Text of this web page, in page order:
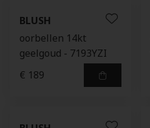
BLUSH
oorbellen 14kt
geelgoud - 7193YZI
€ 189